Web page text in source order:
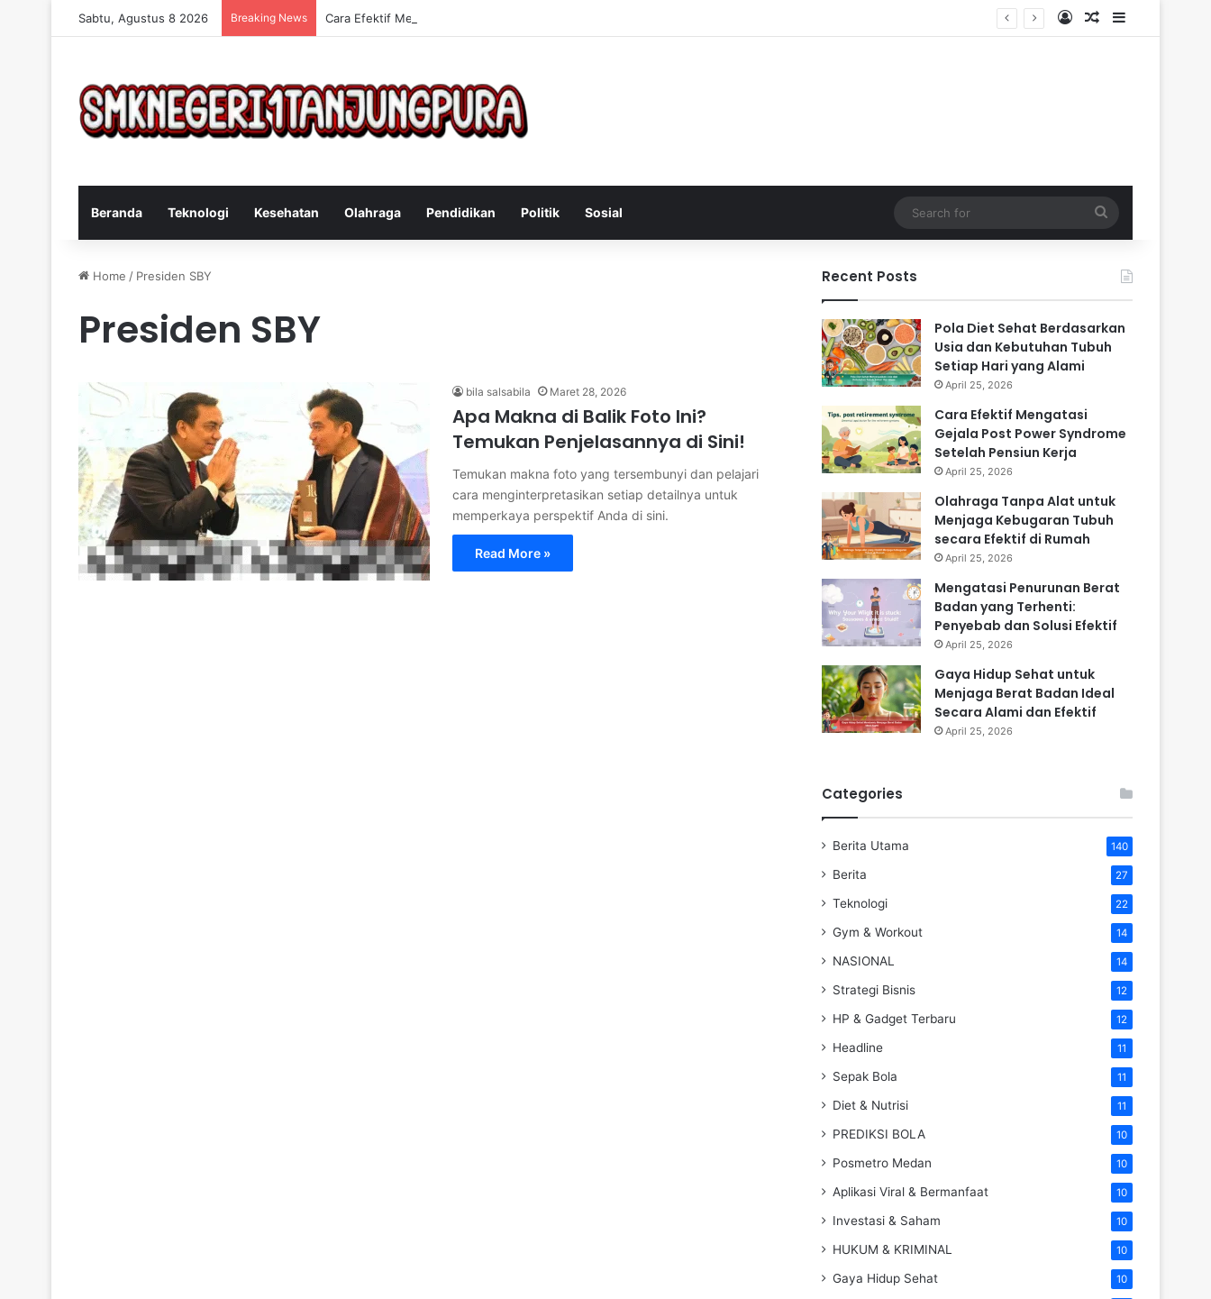
Sabtu, Agustus 8 2026 Breaking News Cara Efektif Mengatasi Gejala Post Power Syndrome Setelah Pensiun Kerja Log InRandom Article
Sidebar
Beranda Teknologi Kesehatan Olahraga Pendidikan Politik Sosial
for
Home / Presiden SBY
Presiden SBY
bila salsabila Maret 28, 2026
Apa Makna di Balik Foto Ini?
Temukan Penjelasannya di Sini!
Temukan makna foto yang tersembunyi dan pelajari
cara menginterpretasikan setiap detailnya untuk
memperkaya perspektif Anda di sini.
Read More »
Recent Posts
Pola Diet Sehat Berdasarkan
Usia dan Kebutuhan Tubuh
Setiap Hari yang Alami
April 25, 2026
Cara Efektif Mengatasi
Gejala Post Power Syndrome
Setelah Pensiun Kerja
April 25, 2026
Olahraga Tanpa Alat untuk
Menjaga Kebugaran Tubuh
secara Efektif di Rumah
April 25, 2026
Mengatasi Penurunan Berat
Badan yang Terhenti:
Penyebab dan Solusi Efektif
April 25, 2026
Gaya Hidup Sehat untuk
Menjaga Berat Badan Ideal
Secara Alami dan Efektif
April 25, 2026
Categories
Berita Utama 140
Berita 27
Teknologi 22
Gym & Workout 14
NASIONAL 14
Strategi Bisnis 12
HP & Gadget Terbaru 12
Headline 11
Sepak Bola 11
Diet & Nutrisi 11
PREDIKSI BOLA 10
Posmetro Medan 10
Aplikasi Viral & Bermanfaat 10
Investasi & Saham 10
HUKUM & KRIMINAL 10
Gaya Hidup Sehat 10